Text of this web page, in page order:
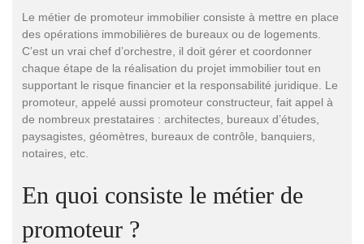
Le métier de promoteur immobilier consiste à mettre en place
des opérations immobilières de bureaux ou de logements.
C’est un vrai chef d’orchestre, il doit gérer et coordonner
chaque étape de la réalisation du projet immobilier tout en
supportant le risque financier et la responsabilité juridique. Le
promoteur, appelé aussi promoteur constructeur, fait appel à
de nombreux prestataires : architectes, bureaux d’études,
paysagistes, géomètres, bureaux de contrôle, banquiers,
notaires, etc.
En quoi consiste le métier de
promoteur ?